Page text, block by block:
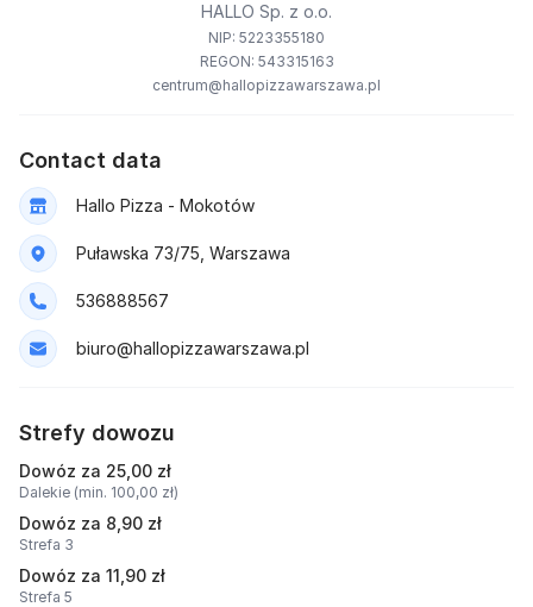
HALLO Sp. z o.o.
NIP: 5223355180
REGON: 543315163
centrum@hallopizzawarszawa.pl
Contact data
Hallo Pizza - Mokotów
Puławska 73/75, Warszawa
536888567
biuro@hallopizzawarszawa.pl
Strefy dowozu
Dowóz za 25,00 zł
Dalekie (min. 100,00 zł)
Dowóz za 8,90 zł
Strefa 3
Dowóz za 11,90 zł
Strefa 5